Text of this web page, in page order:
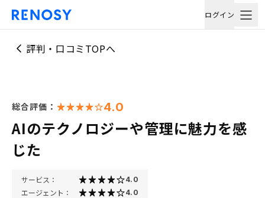
ログイン
評判・口コミTOPへ
総合評価： 4.0
AIのテクノロジーや管理に魅力を感
じた
サービス： 4.0
エージェント： 4.0